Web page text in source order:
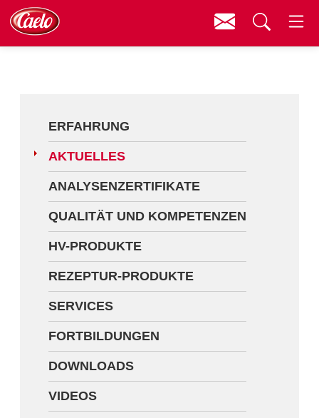
Qualität und Kompetenzen
HV-Produkte
Rezeptur-Produkte
Services
Fortbildungen
Videos
Newsletter
Ansprechpartner
ERFAHRUNG
AKTUELLES
ANALYSENZERTIFIKATE
QUALITÄT UND KOMPETENZEN
HV-PRODUKTE
REZEPTUR-PRODUKTE
SERVICES
FORTBILDUNGEN
DOWNLOADS
VIDEOS